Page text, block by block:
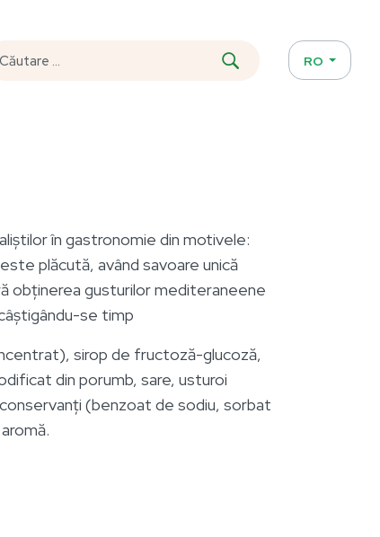
RO
în gastronomie din motivele:
plăcută, având savoare unică
obținerea gusturilor mediteraneene
se timp
sirop de fructoză-glucoză,
din porumb, sare, usturoi
(benzoat de sodiu, sorbat